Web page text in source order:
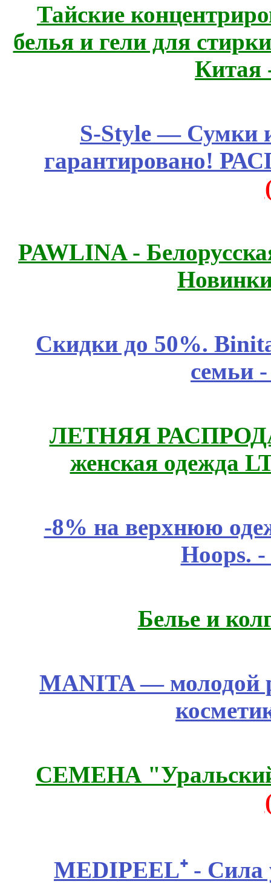
Тайские
белья и гели для
Китая
S-Style — Сумки
гарантировано!
PAWLINA -
Скидки до 50%.
семьи
ЛЕТНЯЯ
женская одежда
-8% на верхнюю
Hoops.
Белье и
MANITA — молодой
СЕМЕНА
MEDIPEEL⁺ - Сила